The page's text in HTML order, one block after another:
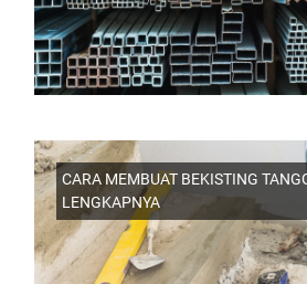
CARA MEMBUAT BEKISTING
LENGKAPNYA